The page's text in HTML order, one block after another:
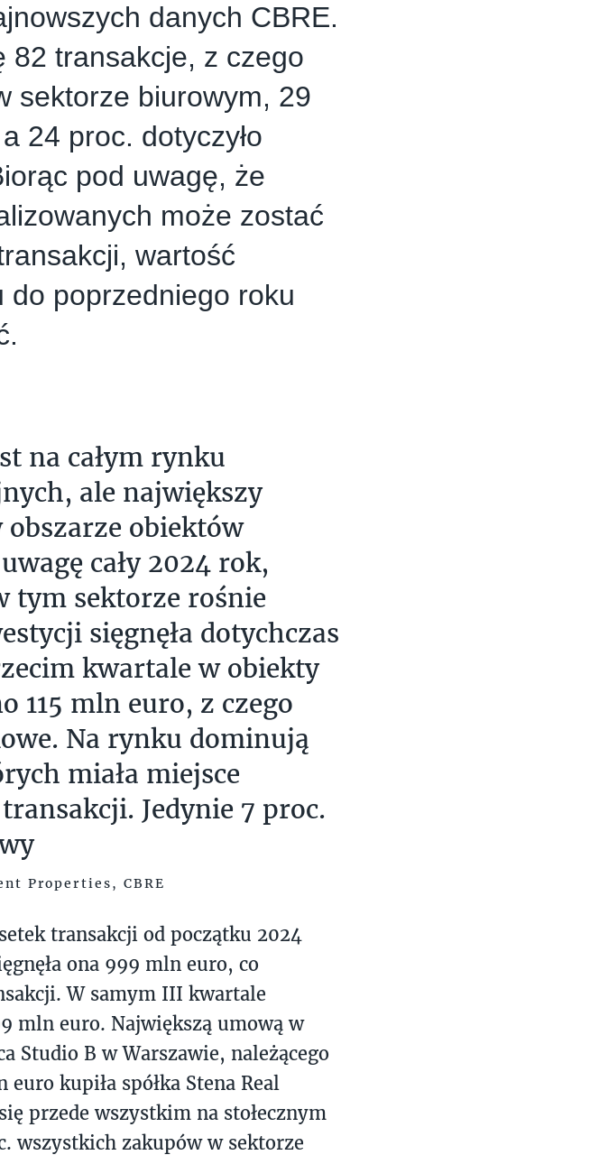
danych CBRE.
82 transakcje, z czego
sektorze biurowym, 29
24 proc. dotyczyło
pod uwagę, że
może zostać
wartość
do poprzedniego roku
na całym rynku
ale największy
obszarze obiektów
cały 2024 rok,
tym sektorze rośnie
sięgnęła dotychczas
kwartale w obiekty
115 mln euro, z czego
Na rynku dominują
miała miejsce
Jedynie 7 proc.
Properties, CBRE
transakcji od początku 2024
ona 999 mln euro, co
W samym III kwartale
mln euro. Największą umową w
Studio B w Warszawie, należącego
kupiła spółka Stena Real
przede wszystkim na stołecznym
wszystkich zakupów w sektorze